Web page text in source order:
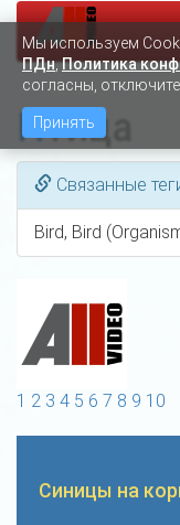
Птица
Связанные
Bird, Bird
1 2 3 4 5 6 7 8 9 10
Синицы на
Мы используем
ПДн,Политика
согласны,
Принять